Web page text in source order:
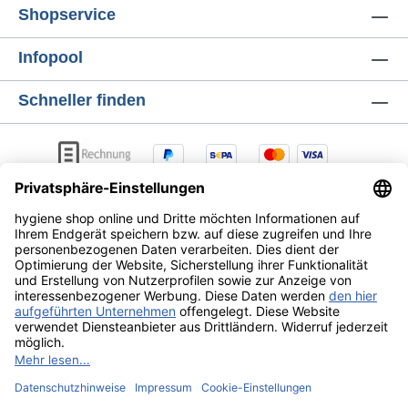
den Spender nicht zu berührenleichte
PapierentnahmeabschließbarVersandeinheit
Shopservice
Infopool
Schneller finden
AGB Lieferung & Versandkosten
Zahlungsarten